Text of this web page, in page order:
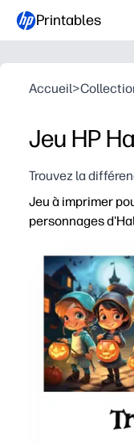
Printables
Accueil>
Jeu HP
Trouvez la
Jeu à imprimer
personnages